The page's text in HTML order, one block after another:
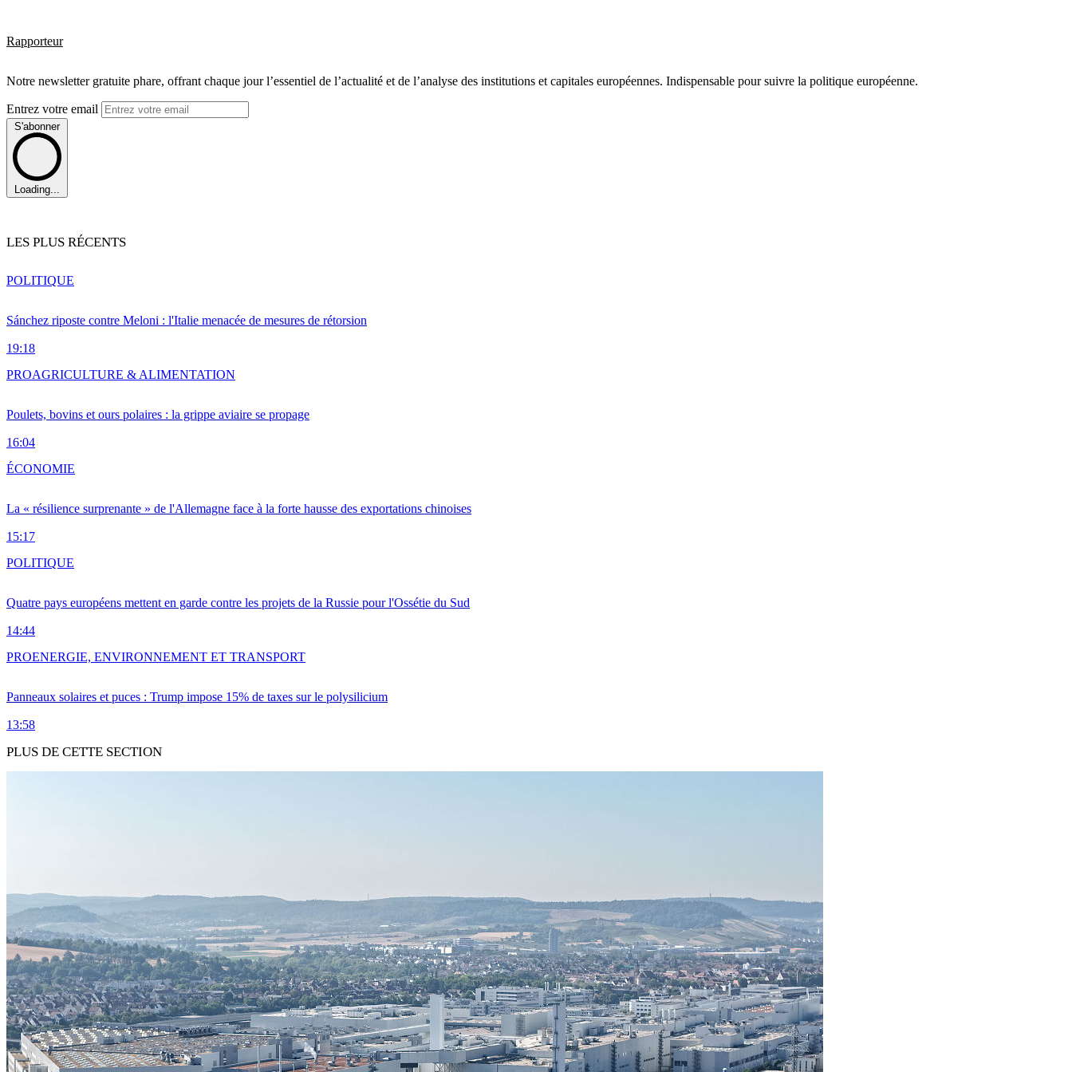
Rapporteur
Notre newsletter gratuite phare, offrant chaque jour l’essentiel de l’actualité et de l’analyse des institutions et capitales européennes. Indispensable pour suivre la politique européenne.
Entrez votre email
S'abonner
Loading...
LES PLUS RÉCENTS
Sánchez riposte contre Meloni : l'Italie menacée de mesures de rétorsion
19:18
POLITIQUE
Poulets, bovins et ours polaires : la grippe aviaire se propage
16:04
PROAGRICULTURE & ALIMENTATION
La « résilience surprenante » de l'Allemagne face à la forte hausse des exportations chinoises
15:17
ÉCONOMIE
Quatre pays européens mettent en garde contre les projets de la Russie pour l'Ossétie du Sud
14:44
POLITIQUE
Panneaux solaires et puces : Trump impose 15% de taxes sur le polysilicium
13:58
PROENERGIE, ENVIRONNEMENT ET TRANSPORT
PLUS DE CETTE SECTION